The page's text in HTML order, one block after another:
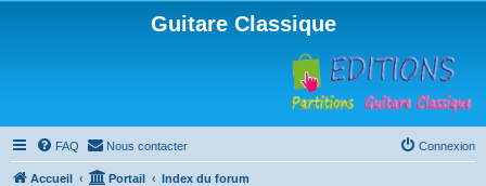
Guitare Classique
FAQ Nous contacter Connexion
Accueil Portail Index du forum